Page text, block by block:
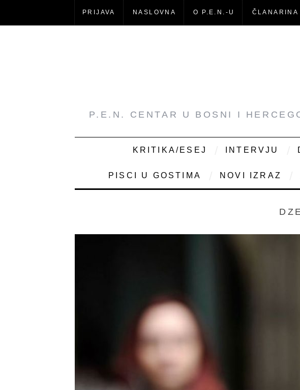
PRIJAVA NASLOVNA O P.E.N.-U ČLANARINA
P.E.N. CENTAR U BOSNI I
KRITIKA/ESEJ INTERVJU
PISCI U GOSTIMA NOVI IZRAZ